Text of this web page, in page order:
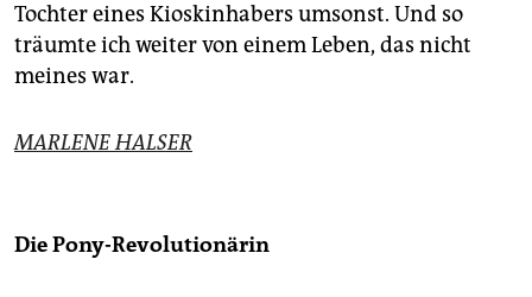
Tochter eines Kioskinhabers umsonst. Und so
träumte ich weiter von einem Leben, das nicht
meines war.
MARLENE HALSER
Die Pony-Revolutionärin